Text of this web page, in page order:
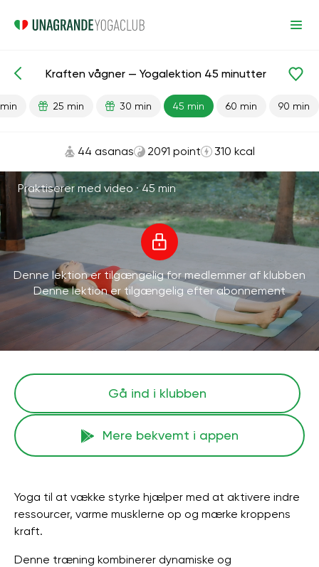
Færdiglavede lektioner Energi
Kraften vågner — Yogalektion 45 minutter
25 min 30 min 45 min 60 min 90 min
44 asanas 2091 point 310 kcal
Praktiserer med video ·45 min
Denne lektion er tilgængelig for medlemmer af klubben
Denne lektion er tilgængelig efter abonnement
Gå ind i klubben
Mere bekvemt i appen
Yoga til at vække styrke hjælper med at aktivere indre
ressourcer, varme musklerne op og mærke kroppens
kraft.
Denne træning kombinerer dynamiske og